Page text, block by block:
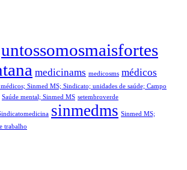
medicinams medicosms médicos
Sinmed MS; Sindicato; unidades de saúde; Campo
Saúde mental; Sinmed MS setembroverde
sinmedms Sinmed MS;
trabalho